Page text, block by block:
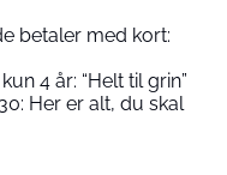
betaler med kort:
4 år: “Helt til grin”
Her er alt, du skal